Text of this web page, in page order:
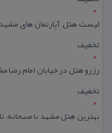
تخفیف
تخفیف
بهترین هتل مشهد با صبحانه،